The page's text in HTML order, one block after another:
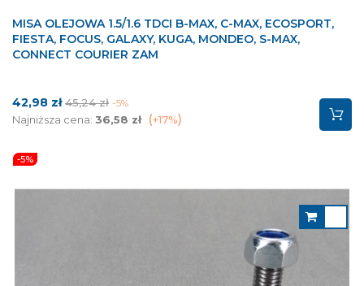
MISA OLEJOWA 1.5/1.6 TDCI B-MAX, C-MAX, ECOSPORT,
FIESTA, FOCUS, GALAXY, KUGA, MONDEO, S-MAX,
CONNECT COURIER ZAM
Cena
42,98 zł Cena
podstawowa
45,24 zł -5%
Najniższa cena: 36,58 zł +17%
-5%